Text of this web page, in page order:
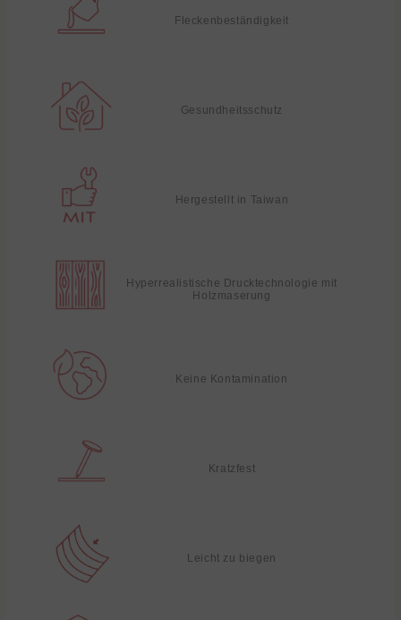
Fleckenbeständigkeit
Gesundheitsschutz
Hergestellt in Taiwan
Hyperrealistische Drucktechnologie mit
Holzmaserung
Keine Kontamination
Kratzfest
Leicht zu biegen